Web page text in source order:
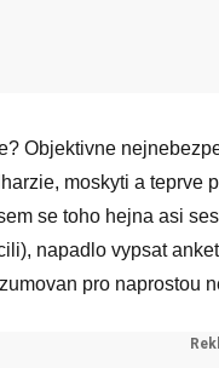
Objektivne
moskyti a teprve
se toho hejna asi
napadlo vypsat
pro naprostou